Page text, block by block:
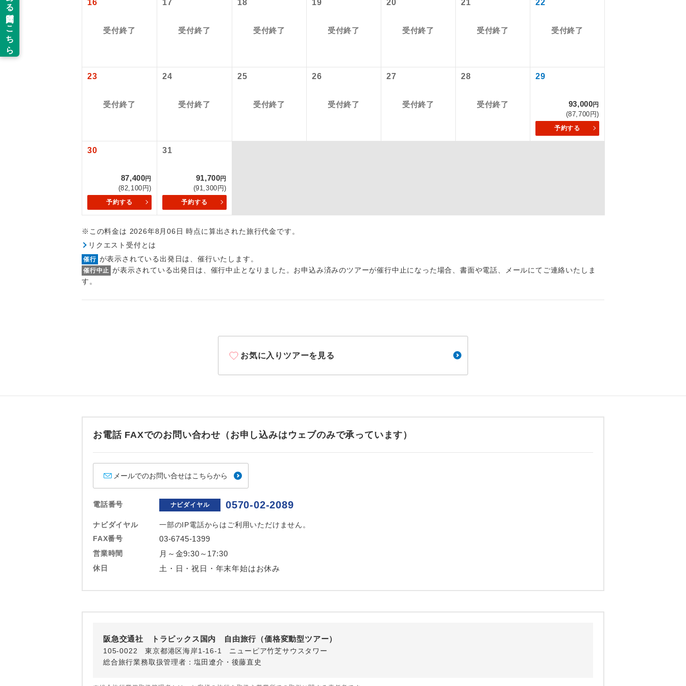
16
受付終了
17
受付終了
18
受付終了
19
受付終了
20
受付終了
21
受付終了
22
受付終了
23
受付終了
24
受付終了
25
受付終了
26
受付終了
27
受付終了
28
受付終了
29
93,000円
(87,700円)
予約する
30
87,400円
(82,100円)
予約する
31
91,700円
(91,300円)
予約する
※この料金は 2026年8月06日 時点に算出された旅行代金です。
リクエスト受付とは
催行 が表示されている出発日は、催行いたします。
催行中止 が表示されている出発日は、催行中止となりました。お申込み済みのツアーが催行中止になった場合、書面や電話、メールにてご連絡いたしま
す。
お気に入りツアーを見る
お電話 FAXでのお問い合わせ（お申し込みはウェブのみで承っています）
メールでのお問い合せはこちらから
電話番号 ナビダイヤル 0570-02-2089
ナビダイヤル
一部のIP電話からはご利用いただけません。
FAX番号
03-6745-1399
営業時間 月～金9:30～17:30
休日 土・日・祝日・年末年始はお休み
阪急交通社 トラピックス国内 自由旅行（価格変動型ツアー）
105-0022 東京都港区海岸1-16-1 ニューピア竹芝サウスタワー
総合旅行業務取扱管理者：塩田遼介・後藤直史
以下の注意事項をあらかじめご了承いただきますようお願いいたします。
お支払いについて
ご旅行の契約が成立となります。
ウェブ限定コースとなりますので、コールセンター及びカウンターでのお申し込みはできま
絶景スポットに立ち寄るコースです。
温泉地にも宿泊するコースです。
全食事付き
お部屋食
トラベルイヤホン
周りの音を気にせず、ガイドさんの説明をじっくり聞くこと
1名様催行
1名様1室同代金 1名様1室利用でも追加料金がかからないコースです。
ご夫婦限定 ご夫婦限定でご参加いただけるコースです。
航空会社指定
利用航空会社が指定なので、ご出発の計画にとても便利で
す。
ホテル指定
おひとり様バス2席利用